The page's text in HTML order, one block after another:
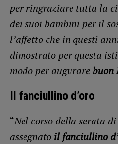
per ringraziare tutta la
dei suoi bambini per il
l’affetto che in questi
dimostrato per questa
modo per augurarebuon
Il fanciullino d’oro
“Nel corso della serata
assegnato il fanciullino